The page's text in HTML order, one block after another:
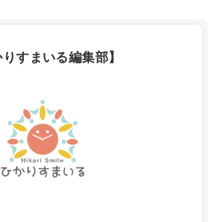
りすまいる編集部】